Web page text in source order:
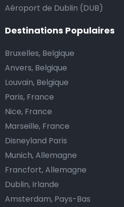
Aéroport de Dublin (DUB)
Destinations Populaires
Bruxelles, Belgique
Anvers, Belgique
Louvain, Belgique
Paris, France
Nice, France
Marseille, France
Disneyland Paris
Munich, Allemagne
Francfort, Allemagne
Dublin, Irlande
Amsterdam, Pays-Bas